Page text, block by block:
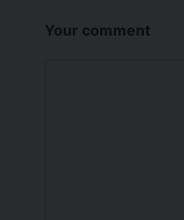
Your comment